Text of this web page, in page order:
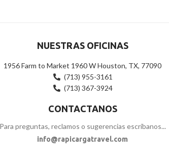
NUESTRAS OFICINAS
1956 Farm to Market 1960 W Houston, TX, 77090
(713) 955-3161
(713) 367-3924
CONTACTANOS
preguntas, reclamos o sugerencias escríbanos...
info@rapicargatravel.com